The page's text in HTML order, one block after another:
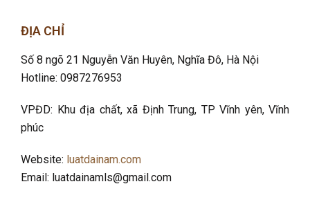
ĐỊA CHỈ
Số 8 ngõ 21 Nguyễn Văn Huyên, Nghĩa Đô, Hà Nội
Hotline: 0987276953
VPĐD: Khu địa chất, xã Định Trung, TP Vĩnh yên, Vĩnh
phúc
Website: luatdainam.com
Email: luatdainamls@gmail.com